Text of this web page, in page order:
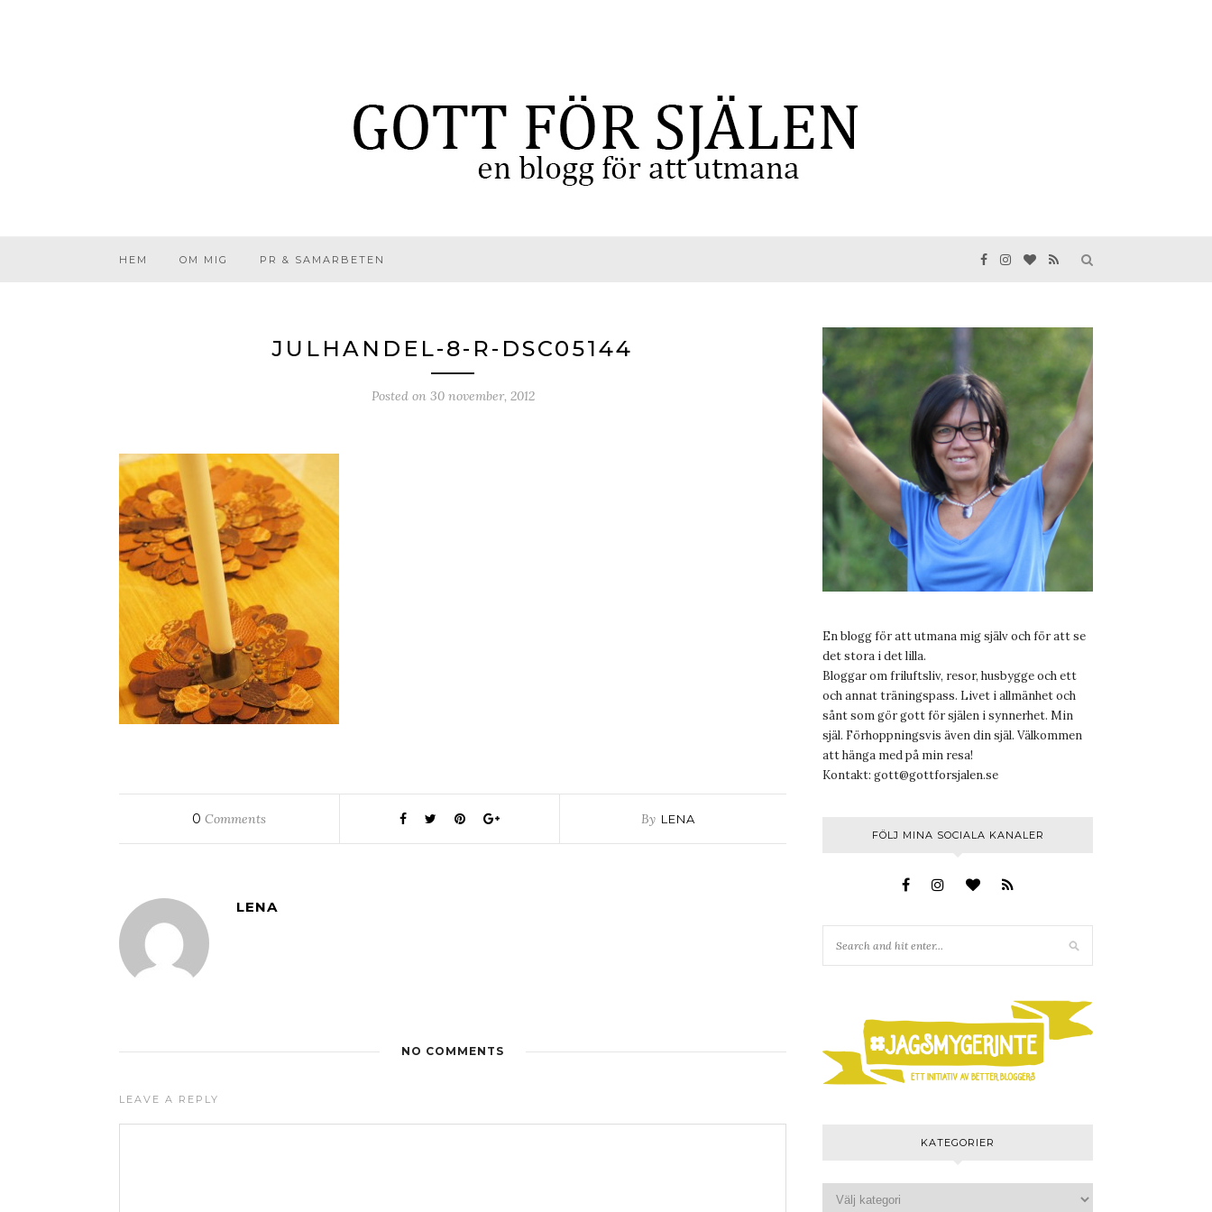
HEM OM MIG PR & SAMARBETEN
JULHANDEL-8-R-DSC05144
Posted on 30 november, 2012
0 Comments By LENA
LENA
NO COMMENTS
LEAVE A REPLY
En blogg för att utmana mig själv och för att se
det stora i det lilla.
Bloggar om friluftsliv, resor, husbygge och ett
och annat träningspass. Livet i allmänhet och
sånt som gör gott för själen i synnerhet. Min
själ. Förhoppningsvis även din själ. Välkommen
att hänga med på min resa!
Kontakt: gott@gottforsjalen.se
FÖLJ MINA SOCIALA KANALER
KATEGORIER